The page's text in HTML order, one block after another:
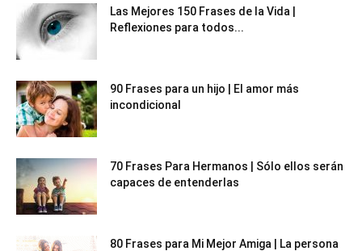
Las Mejores 150 Frases de la Vida |
Reflexiones para todos...
90 Frases para un hijo | El amor más
incondicional
70 Frases Para Hermanos | Sólo ellos serán
capaces de entenderlas
80 Frases para Mi Mejor Amiga | La persona